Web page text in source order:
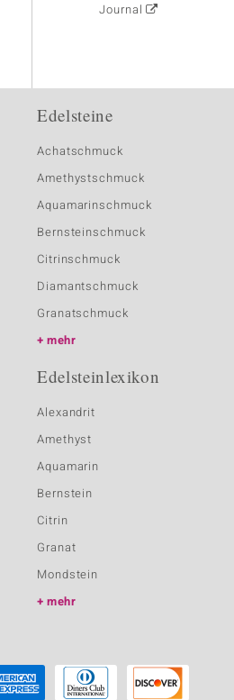
Journal
Edelsteine
Achatschmuck
Amethystschmuck
Aquamarinschmuck
Bernsteinschmuck
Citrinschmuck
Diamantschmuck
Granatschmuck
mehr
Edelsteinlexikon
Alexandrit
Amethyst
Aquamarin
Bernstein
Citrin
Granat
Mondstein
mehr